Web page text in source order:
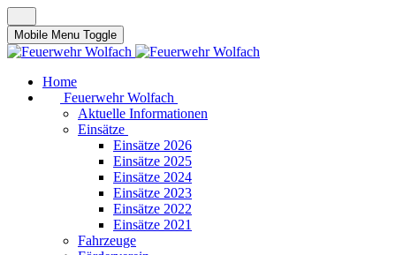
Mobile Menu Toggle
Home
Feuerwehr Wolfach
Aktuelle Informationen
Einsätze
Einsätze 2026
Einsätze 2025
Einsätze 2024
Einsätze 2023
Einsätze 2022
Einsätze 2021
Fahrzeuge